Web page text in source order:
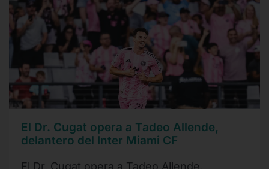
El Dr. Cugat opera a Tadeo Allende,
delantero del Inter Miami CF
El Dr. Cugat opera a Tadeo Allende,